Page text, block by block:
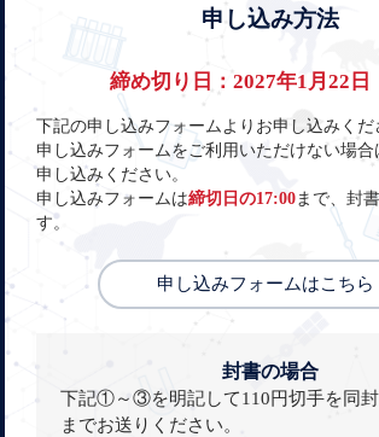
申し込み方法
締め切り日：2027年1月22日
下記の申し込みフォームよりお申し込みくだ
申し込みフォームをご利用いただけない場合
申し込みください。
申し込みフォームは締切日の17:00 まで、封
す。
申し込みフォームはこちら
封書の場合
下記①～③を明記して110円切手を同
までお送りください。